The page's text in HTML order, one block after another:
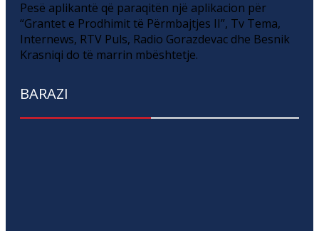
Pesë aplikantë që paraqitën një aplikacion për
“Grantet e Prodhimit të Përmbajtjes II”, Tv Tema,
Internews, RTV Puls, Radio Gorazdevac dhe Besnik
Krasniqi do të marrin mbështetje.
BARAZI